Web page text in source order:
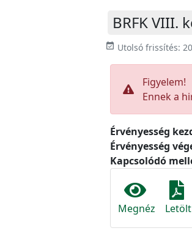
BRFK VIII.
event_available Utolsó frissítés:
Figyelem!
Ennek a
Érvényesség
Érvényesség
Kapcsolódó
Megnéz Letölt